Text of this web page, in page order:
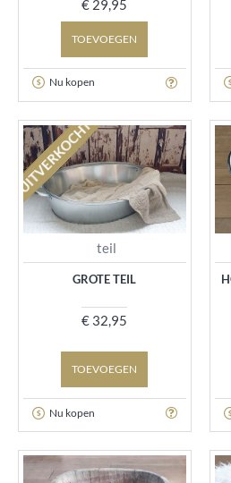
€ 29,95
TOEVOEGEN
Nu kopen
UITVERKOCHT
teil
GROTE TEIL
€ 32,95
TOEVOEGEN
Nu kopen